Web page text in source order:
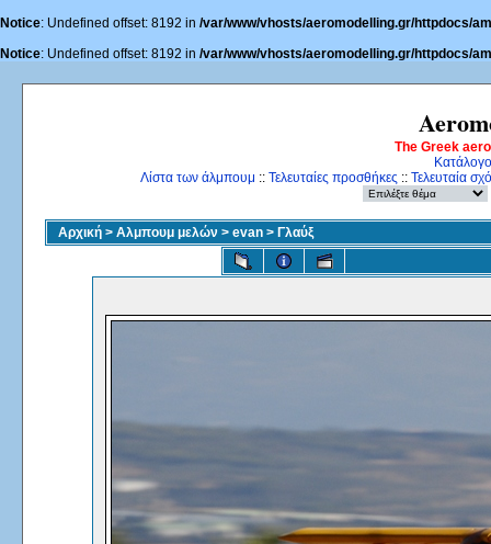
Notice: Undefined offset: 8192 in /var/www/vhosts/aeromodelling.gr/httpdocs/
Notice: Undefined offset: 8192 in /var/www/vhosts/aeromodelling.gr/httpdocs/
The Greek
Λίστα των άλμπουμ :: Τελευταίες προσθήκες :: Τελευταία
Αρχική > Αλμπουμ μελών > evan > Γλαύξ